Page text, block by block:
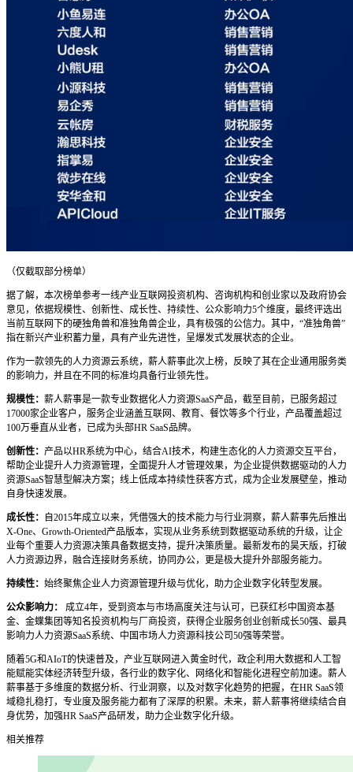
（仅截取部分榜单）
据了解，本次榜单参考一线产业互联网投资机构、咨询机构和创业家以及政府协会
意见，依据规模性、创新性、成长性、持续性、公众影响力5个维度，最终评选出
当前互联网下的硬独角兽和准独角兽企业，具有极强的公信力。其中，“准独角兽”
指在新兴产业积蓄力量，具有产业先进性，呈爆发式发展状态的企业。
作为一款领先的人力资源云系统，薪人薪事此次上榜，反映了其在企业通用服务类
的影响力，并且在不同的标准均具备行业领先性。
规模性： 薪人薪事是一款专业数据化人力资源SaaS产品，截至目前，已服务超过
17000家企业客户，服务企业涵盖互联网、教育、餐饮等多个行业，产品覆盖超过
100万垂直从业者，已成为头部HR SaaS品牌。
创新性： 产品以HR系统为中心，结合AI技术，构建生态化的人力资源交互平台，
帮助企业提升人力资源管理，全面提升人才管理效果，为企业提供数据驱动的人力
资源SaaS智慧型解决方案；线上低成本持续性获客方式，成为企业发展壁垒，推动
自身快速发展。
成长性：
自2015年成立以来，凭借强大的技术能力与行业洞察，薪人薪事先后推出
X-One、Growth-Oriented产品版本，实现从业务系统到数据驱动系统的升级，让企
业每个重要人力资源决策具备数据支持，提升决策质量。最新发布的昊天版，打破
人力资源边界，融合连接财务系统，协同办公，更是极大提升外部服务能力。
持续性： 始终聚焦企业人力资源管理升级与优化，助力企业数字化转型发展。
公众影响力：
成立4年，受到资本与市场高度关注与认可，已获红杉中国资本基
金、金蝶集团等知名投资机构与厂商投资，获得企业服务创业创新成长50强、最具
影响力人力资源SaaS系统、中国市场人力资源科技公司50强等荣誉。
随着5G和AIoT的快速普及，产业互联网进入黄金时代，政企利用大数据和人工智
能赋能实体经济转型升级，各行业的数字化、网络化和智能化进程空前加速。薪人
薪事基于多维度的数据分析、行业洞察，以及对数字化趋势的把握，在HR SaaS领
域稳扎稳打，专业度及服务能力都有了深厚的积累。未来，薪人薪事将继续结合自
身优势，加强HR SaaS产品研发，助力企业数字化升级。
相关推荐